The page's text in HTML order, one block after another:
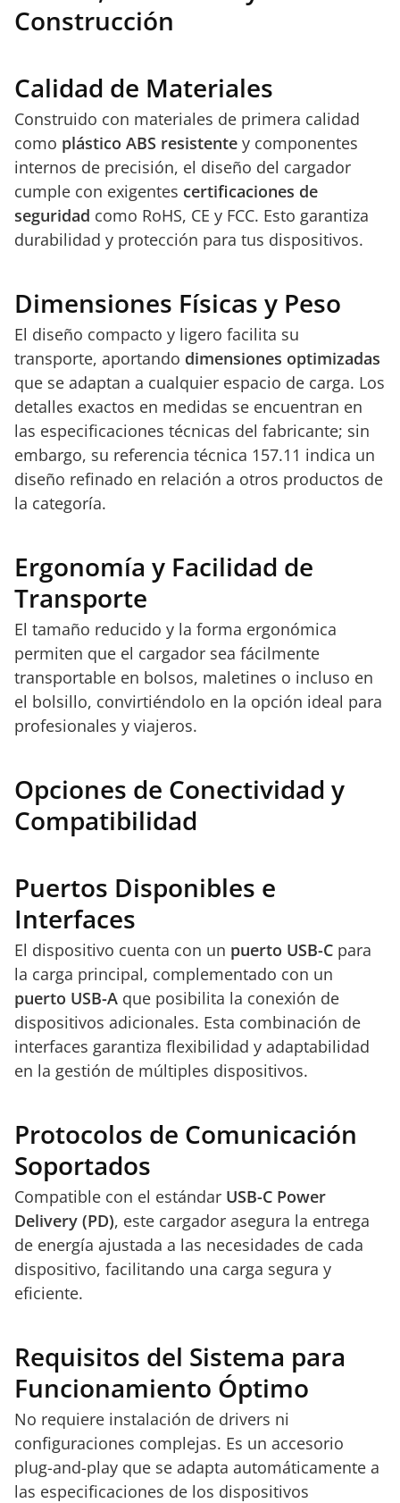
Construcción
Calidad de Materiales
Construido con materiales de primera calidad
como plástico ABS resistente y componentes
internos de precisión, el diseño del cargador
cumple con exigentes certificaciones de
seguridad como RoHS, CE y FCC. Esto garantiza
durabilidad y protección para tus dispositivos.
Dimensiones Físicas y Peso
El diseño compacto y ligero facilita su
transporte, aportando dimensiones optimizadas
que se adaptan a cualquier espacio de carga. Los
detalles exactos en medidas se encuentran en
las especificaciones técnicas del fabricante; sin
embargo, su referencia técnica 157.11 indica un
diseño refinado en relación a otros productos de
la categoría.
Ergonomía y Facilidad de
Transporte
El tamaño reducido y la forma ergonómica
permiten que el cargador sea fácilmente
transportable en bolsos, maletines o incluso en
el bolsillo, convirtiéndolo en la opción ideal para
profesionales y viajeros.
Opciones de Conectividad y
Compatibilidad
Puertos Disponibles e
Interfaces
El dispositivo cuenta con un puerto USB-C para
la carga principal, complementado con un
puerto USB-A que posibilita la conexión de
dispositivos adicionales. Esta combinación de
interfaces garantiza flexibilidad y adaptabilidad
en la gestión de múltiples dispositivos.
Protocolos de Comunicación
Soportados
Compatible con el estándar USB-C Power
Delivery (PD), este cargador asegura la entrega
de energía ajustada a las necesidades de cada
dispositivo, facilitando una carga segura y
eficiente.
Requisitos del Sistema para
Funcionamiento Óptimo
No requiere instalación de drivers ni
configuraciones complejas. Es un accesorio
plug-and-play que se adapta automáticamente a
las especificaciones de los dispositivos